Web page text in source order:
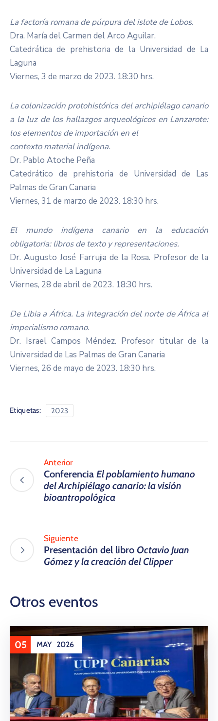
La factoría romana de púrpura del islote de Lobos.
Dra. María del Carmen del Arco Aguilar.
Catedrática de prehistoria de la Universidad de La
Laguna
Viernes, 3 de marzo de 2023. 18:30 hrs.
La colonización protohistórica del archipiélago canario
a la luz de los hallazgos arqueológicos en Lanzarote:
los elementos de importación en el
contexto material indígena.
Dr. Pablo Atoche Peña
Catedrático de prehistoria de Universidad de Las
Palmas de Gran Canaria
Viernes, 31 de marzo de 2023. 18:30 hrs.
El mundo indígena canario en la educación
obligatoria: libros de texto y representaciones.
Dr. Augusto José Farrujia de la Rosa. Profesor de la
Universidad de La Laguna
Viernes, 28 de abril de 2023. 18:30 hrs.
De Libia a África. La integración del norte de África al
imperialismo romano.
Dr. Israel Campos Méndez. Profesor titular de la
Universidad de Las Palmas de Gran Canaria
Viernes, 26 de mayo de 2023. 18:30 hrs.
Etiquetas: 2023
Anterior
Conferencia El poblamiento humano
del Archipiélago canario: la visión
bioantropológica
Siguiente
Presentación del libro Octavio Juan
Gómez y la creación del Clipper
Otros eventos
05 MAY 2026